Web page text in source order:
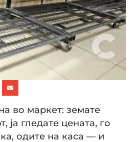
во маркет: земате
ја гледате цената, го
одите на каса — и